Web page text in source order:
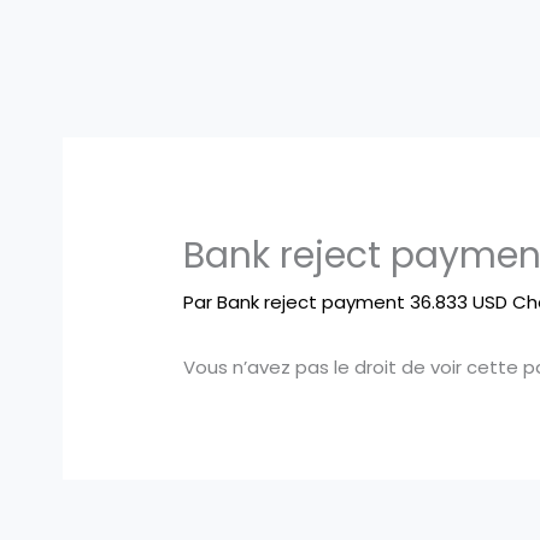
Bank reject
ParBank reject payment 36.833 USD
Vous n’avez pas le droit de voir cette